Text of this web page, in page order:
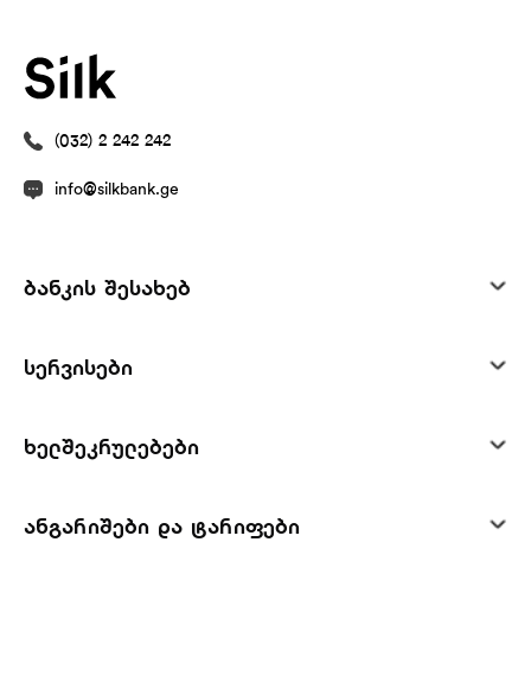
(032) 2 242 242
info@silkbank.ge
ბანკის შესახებ
სერვისები
ხელშეკრულებები
ანგარიშები და ტარიფები